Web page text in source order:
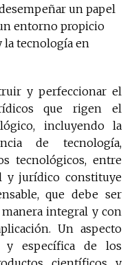
un papel
entorno propicio
la tecnología en
y perfeccionar el
que rigen el
incluyendo la
de tecnología,
tecnológicos, entre
y jurídico constituye
que debe ser
integral y con
Un aspecto
específica de los